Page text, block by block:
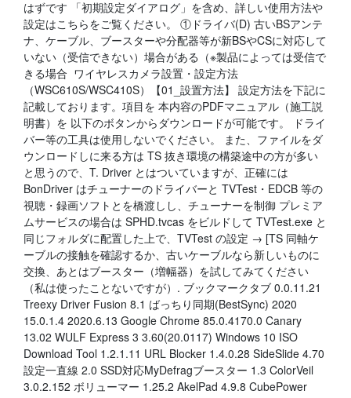
はずです 「初期設定ダイアログ」を含め、詳しい使用方法や
設定はこちらをご覧ください。 ①ドライバ(D) 古いBSアンテ
ナ、ケーブル、ブースターや分配器等が新BSやCSに対応して
いない（受信できない）場合がある（※製品によっては受信で
きる場合 ワイヤレスカメラ設置・設定方法
（WSC610S/WSC410S）【01_設置方法】 設定方法を下記に
記載しております。項目を 本内容のPDFマニュアル（施工説
明書）を 以下のボタンからダウンロードが可能です。 ドライ
バー等の工具は使用しないでください。 また、ファイルをダ
ウンロードしに来る方は TS 抜き環境の構築途中の方が多い
と思うので、T. Driver とはついていますが、正確には
BonDriver はチューナーのドライバーと TVTest・EDCB 等の
視聴・録画ソフトとを橋渡しし、チューナーを制御 プレミア
ムサービスの場合は SPHD.tvcas をビルドして TVTest.exe と
同じフォルダに配置した上で、TVTest の設定 → [TS 同軸ケ
ーブルの接触を確認するか、古いケーブルなら新しいものに
交換、あとはブースター（増幅器）を試してみてください
（私は使ったことないですが）. ブックマークタブ 0.0.11.21
Treexy Driver Fusion 8.1 ばっちり同期(BestSync) 2020
15.0.1.4 2020.6.13 Google Chrome 85.0.4170.0 Canary
13.02 WULF Express 3 3.60(20.0117) Windows 10 ISO
Download Tool 1.2.1.11 URL Blocker 1.4.0.28 SideSlide 4.70
設定一直線 2.0 SSD対応MyDefragブースター 1.3 ColorVeil
3.0.2.152 ボリューマー 1.25.2 AkelPad 4.9.8 CubePower